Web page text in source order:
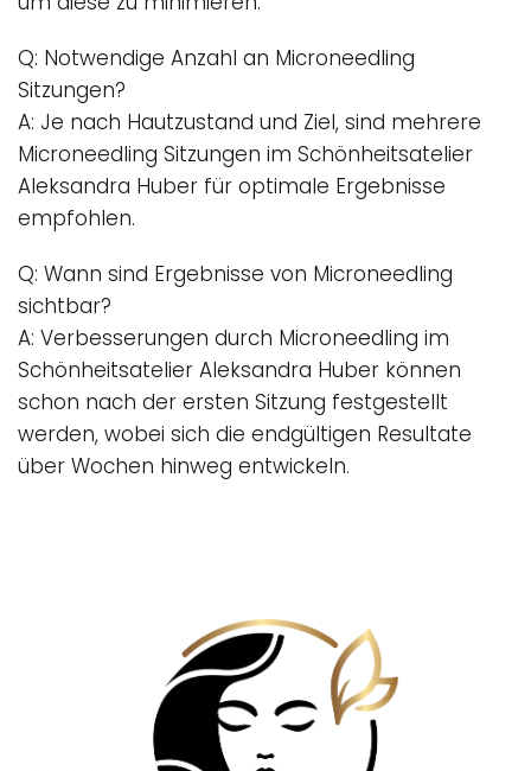
Q: Notwendige Anzahl an Microneedling
Sitzungen?
A: Je nach Hautzustand und Ziel, sind mehrere
Microneedling Sitzungen im Schönheitsatelier
Aleksandra Huber für optimale Ergebnisse
empfohlen.
Q: Wann sind Ergebnisse von Microneedling
sichtbar?
A: Verbesserungen durch Microneedling im
Schönheitsatelier Aleksandra Huber können
schon nach der ersten Sitzung festgestellt
werden, wobei sich die endgültigen Resultate
über Wochen hinweg entwickeln.